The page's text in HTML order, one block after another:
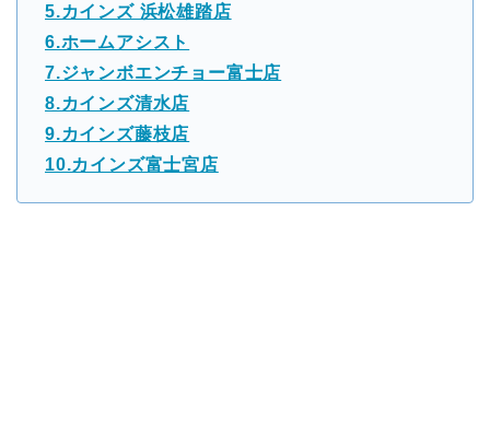
5.カインズ 浜松雄踏店
6.ホームアシスト
7.ジャンボエンチョー富士店
8.カインズ清水店
9.カインズ藤枝店
10.カインズ富士宮店